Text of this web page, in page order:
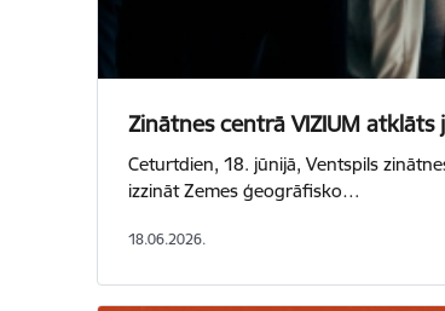
Zinātnes centrā VIZIUM atklāts
Ceturtdien, 18. jūnijā, Ventspils
izzināt Zemes ģeogrāfisko…
18.06.2026.